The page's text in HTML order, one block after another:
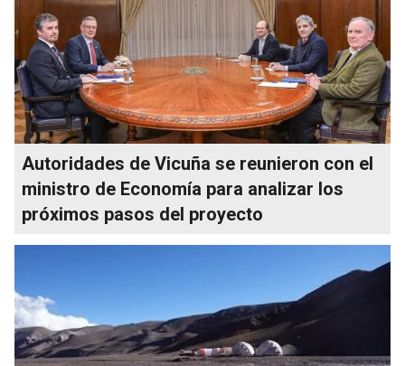
Autoridades de Vicuña se reunieron con el
ministro de Economía para analizar los
próximos pasos del proyecto